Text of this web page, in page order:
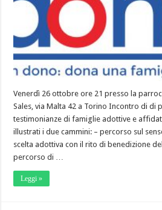
Venerdì 26 ottobre ore 21 presso la
Sales, via Malta 42 a Torino Incontro di di
testimonianze di famiglie adottive e
illustrati i due cammini: – percorso sul
scelta adottiva con il rito di benedizione
percorso di …
Leggi »